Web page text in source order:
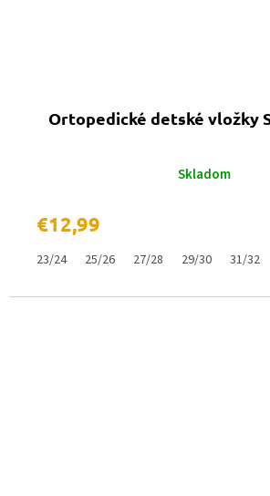
Ortopedické detské vložky
Skladom
€12,99
23/24 25/26 27/28 29/30 31/32